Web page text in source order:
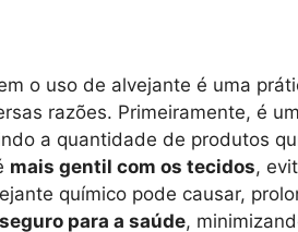
o uso de alvejante é uma
razões. Primeiramente, é
a quantidade de produtos
mais gentil com os tecidos,
químico pode causar,
para a saúde,